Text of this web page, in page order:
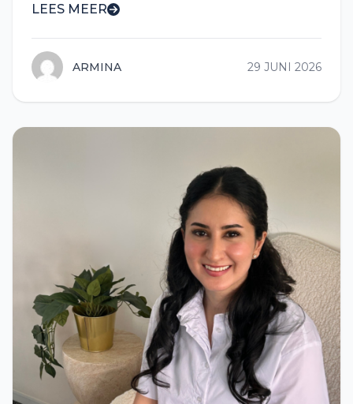
LEES MEER
ARMINA 29 JUNI 2026